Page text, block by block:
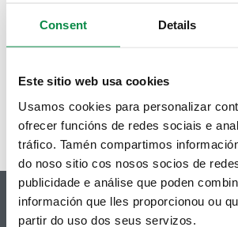
Consent Details
Este sitio web usa cookies
Usamos cookies para personalizar
ofrecer funcións de redes sociais e
tráfico. Tamén compartimos
do noso sitio cos nosos socios de
publicidade e análise que poden
información que lles proporcionou ou
partir do uso dos seus servizos.
+ INFO
Reclamacións, queixas e suxestións